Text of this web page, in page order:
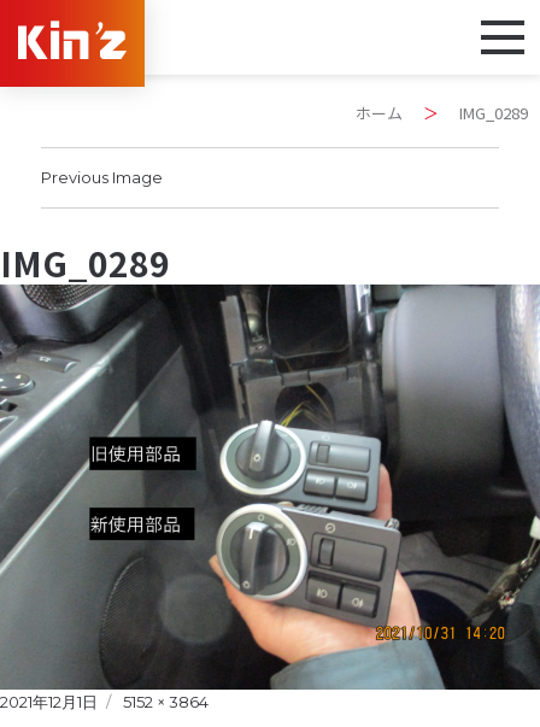
ホーム ＞ IMG_0289
Previous Image
IMG_0289
Posted
2021年12月1日
Full
5152 × 3864